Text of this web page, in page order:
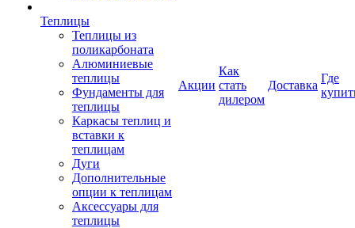
Теплицы
Теплицы из
поликарбоната
Алюминиевые
теплицы
Фундаменты для
теплицы
Каркасы теплиц и
вставки к
теплицам
Дуги
Дополнительные
опции к теплицам
Аксессуары для
теплицы
Акции
Как
стать
дилером
Доставка
Где